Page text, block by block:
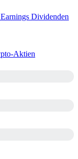
Earnings Dividenden
Aktien